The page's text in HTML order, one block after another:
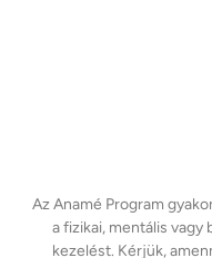
Az Anamé Program
a fizikai, mentális vagy
kezelést. Kérjük,